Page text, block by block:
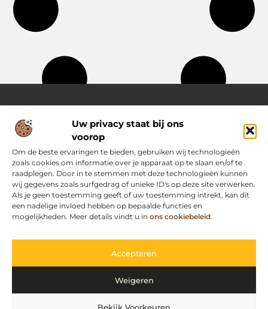
Uw privacy staat bij ons
voorop
Om de beste ervaringen te bieden, gebruiken wij technologieën
zoals cookies om informatie over je apparaat op te slaan en/of te
raadplegen. Door in te stemmen met deze technologieën kunnen
wij gegevens zoals surfgedrag of unieke ID's op deze site verwerken.
Als je geen toestemming geeft of uw toestemming intrekt, kan dit
een nadelige invloed hebben op bepaalde functies en
mogelijkheden. Meer details vindt u in ons cookiebeleid.
Accepteren
Weigeren
Bekijk Voorkeuren
Over Passievoorinternet
Jouw bron voor frisse ideeën en handige tips
Laat je inspireren door een gevarieerde selectie aan blogs en
artikelen vol praktische adviezen, slimme inzichten en
motiverende verhalen die je dagelijks leven nét dat beetje
makkelijker en leuker maken.
Main Links
Bericht categorie